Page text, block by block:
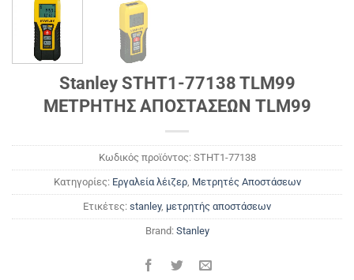
Stanley STHT1-77138 TLM99
ΜΕΤΡΗΤΗΣ ΑΠΟΣΤΑΣΕΩΝ TLM99
Κωδικός προϊόντος: STHT1-77138
Κατηγορίες: Εργαλεία λέιζερ, Μετρητές Αποστάσεων
Ετικέτες: stanley, μετρητής αποστάσεων
Brand: Stanley